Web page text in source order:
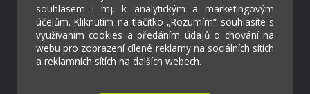
souhlasem i mj. k analytickým a marketingovým
účelům. Kliknutím na tlačítko „Rozumím“ souhlasíte s
využívaním cookies a předáním údajů o chování na
webu pro zobrazení cílené reklamy na sociálních sítích
a reklamních sítích na dalších webech.